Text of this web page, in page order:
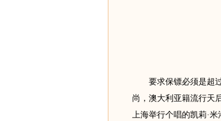
要求保镖必须是超过
尚，澳大利亚籍流行天
上海举行个唱的凯莉·